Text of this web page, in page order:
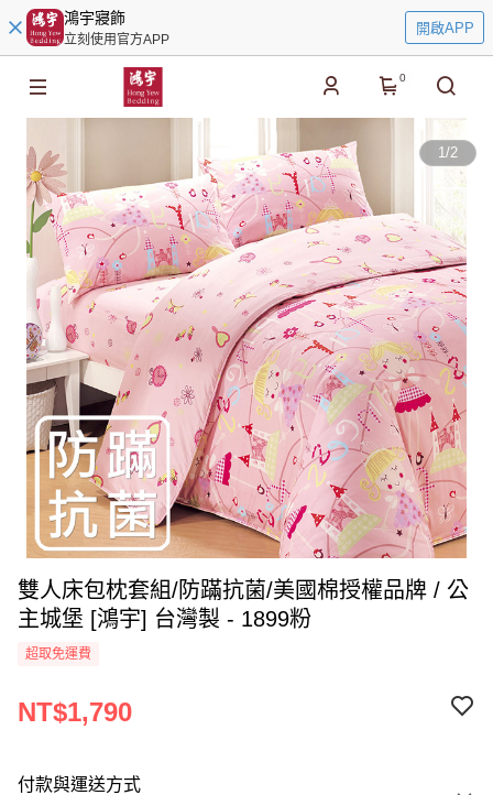
鴻宇寢飾
立刻使用官方APP
開啟APP
0
1/2
雙人床包枕套組/防蹣抗菌/美國棉授權品牌 / 公
主城堡 [鴻宇] 台灣製 - 1899粉
超取免運費
NT$1,790
付款與運送方式